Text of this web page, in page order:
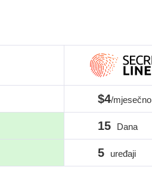
$4/mjesečno
15 Dana
5 uređaji